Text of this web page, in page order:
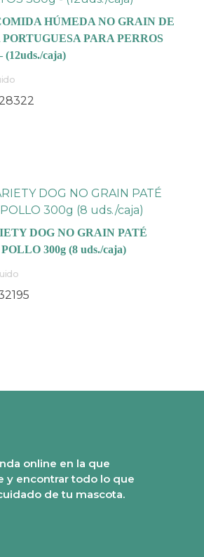
de los perros y
fortalecer su sistema
inmunológico,evitando
alergias o problemas
HÚMEDA NO GRAIN DE
PARA PERROS
(12uds./caja)
DOG NO GRAIN PATÉ
300g (8 uds./caja)
online en la que
y encontrar todo lo que
de tu mascota.